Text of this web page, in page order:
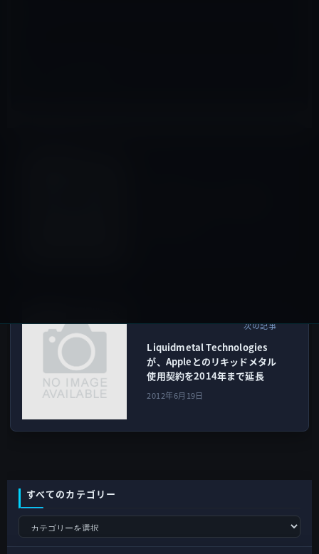
次の記事
Liquidmetal Technologies
が、Appleとのリキッドメタル
使用契約を2014年まで延長
2012年6月19日
すべてのカテゴリー